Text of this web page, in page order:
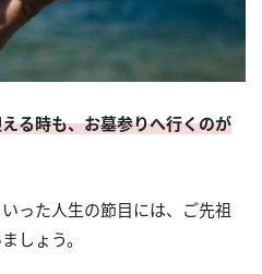
る時も、お墓参りへ行くのが
った人生の節目には、ご先祖
しょう。